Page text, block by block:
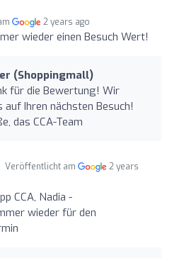
2 years ago
wieder einen Besuch Wert!
(Shoppingmall)
für die Bewertung! Wir
auf Ihren nächsten Besuch!
das CCA-Team
Veröffentlicht am
2 years
CCA, Nadia -
wieder für den